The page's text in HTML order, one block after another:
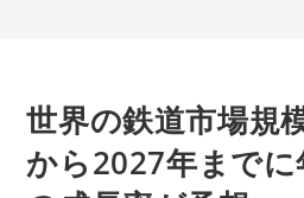
世界の鉄道市場規
から2027年まで